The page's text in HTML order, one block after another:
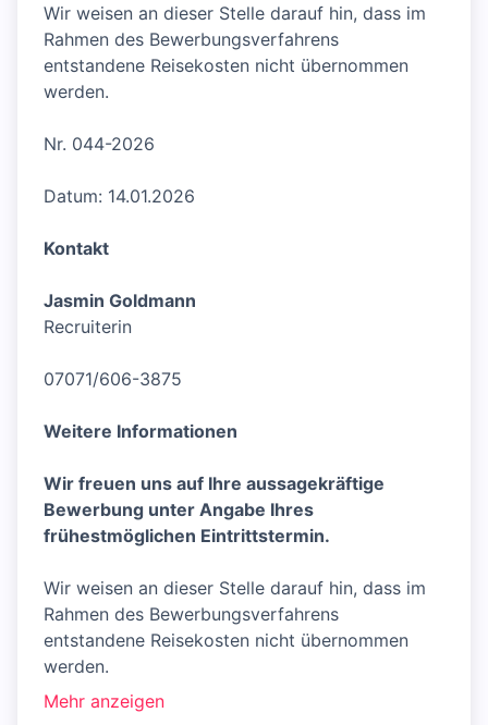
Wir weisen an dieser Stelle darauf hin, dass im
Rahmen des Bewerbungsverfahrens
entstandene Reisekosten nicht übernommen
werden.
Nr. 044-2026
Datum: 14.01.2026
Kontakt
Jasmin Goldmann
Recruiterin
07071/606-3875
Weitere Informationen
Wir freuen uns auf Ihre aussagekräftige
Bewerbung unter Angabe Ihres
frühestmöglichen Eintrittstermin.
Wir weisen an dieser Stelle darauf hin, dass im
Rahmen des Bewerbungsverfahrens
entstandene Reisekosten nicht übernommen
werden.
Mehr anzeigen